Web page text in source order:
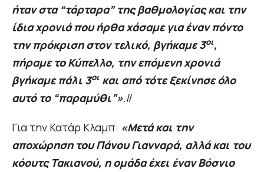
ήταν στα “τάρταρα” της βαθμολογίας και την
ίδια χρονιά που ήρθα χάσαμε για έναν πόντο
την πρόκριση στον τελικό, βγήκαμε 3οι,
πήραμε το Κύπελλο, την επόμενη χρονιά
βγήκαμε πάλι 3οι και από τότε ξεκίνησε όλο
αυτό το “παραμύθι”».//
Για την Κατάρ Κλαμπ: «Μετά και την
αποχώρηση του Πάνου Γιανναρά, αλλά και του
κόουτς Τακιανού, η ομάδα έχει έναν Βόσνιο